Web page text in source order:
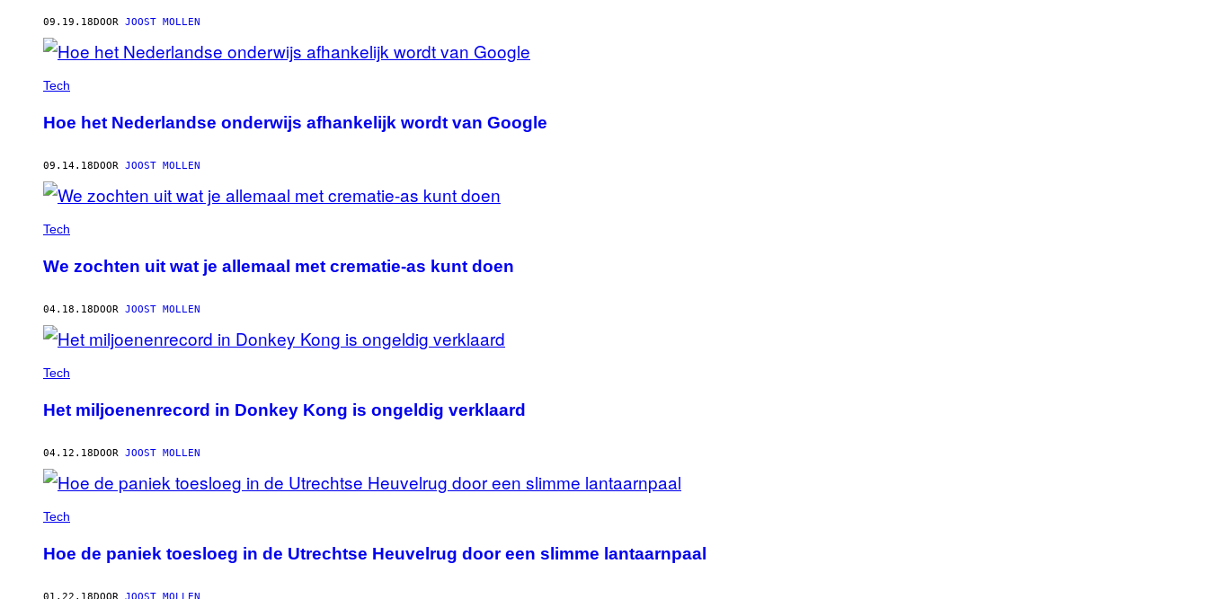
09.19.18DOOR JOOST MOLLEN
Tech
Hoe het Nederlandse onderwijs afhankelijk wordt van Google
09.14.18DOOR JOOST MOLLEN
Tech
We zochten uit wat je allemaal met crematie-as kunt doen
04.18.18DOOR JOOST MOLLEN
Tech
Het miljoenenrecord in Donkey Kong is ongeldig verklaard
04.12.18DOOR JOOST MOLLEN
Tech
Hoe de paniek toesloeg in de Utrechtse Heuvelrug door een slimme lantaarnpaal